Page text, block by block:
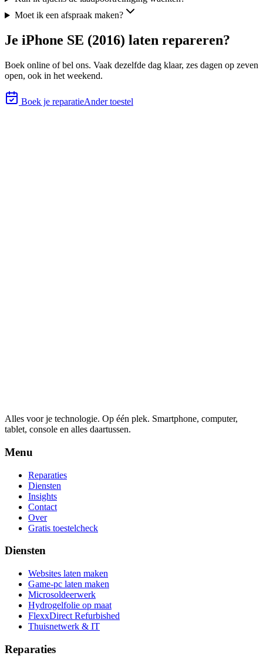
Moet ik een afspraak maken?
Je iPhone SE (2016) laten repareren?
Boek online of bel ons. Vaak dezelfde dag klaar, zes dagen op zeven
open, ook in het weekend.
Boek je reparatieAnder toestel
Alles voor je technologie. Op één plek. Smartphone, computer,
tablet, console en alles daartussen.
Menu
Reparaties
Diensten
Insights
Contact
Over
Gratis toestelcheck
Diensten
Websites laten maken
Game-pc laten maken
Microsoldeerwerk
Hydrogelfolie op maat
FlexxDirect Refurbished
Thuisnetwerk & IT
Reparaties